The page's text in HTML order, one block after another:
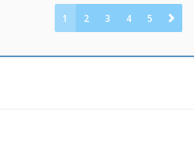
1 2 3 4 5